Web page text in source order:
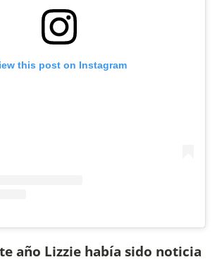
this post on Instagram
año Lizzie había sido noticia